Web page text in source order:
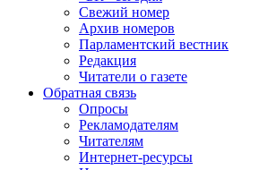
Свежий номер
Архив номеров
Парламентский вестник
Редакция
Читатели о газете
Обратная связь
Опросы
Рекламодателям
Читателям
Интернет-ресурсы